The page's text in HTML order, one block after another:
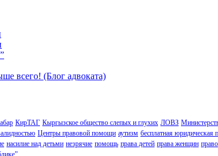
всего! (Блог адвоката)
КирТАГ Кыргызское общество слепых и глухих ЛОВЗ
Центры правовой помощи аутизм бесплатная юридическая
насилие над детьми незрячие помощь права детей права женщин право